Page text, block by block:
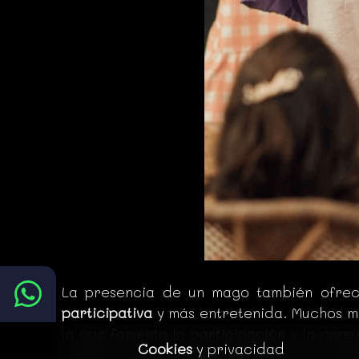
La presencia de un mago también
participativa y más entretenida. Muchos
donde los niños pueden sentirse
Cookies y privacidad